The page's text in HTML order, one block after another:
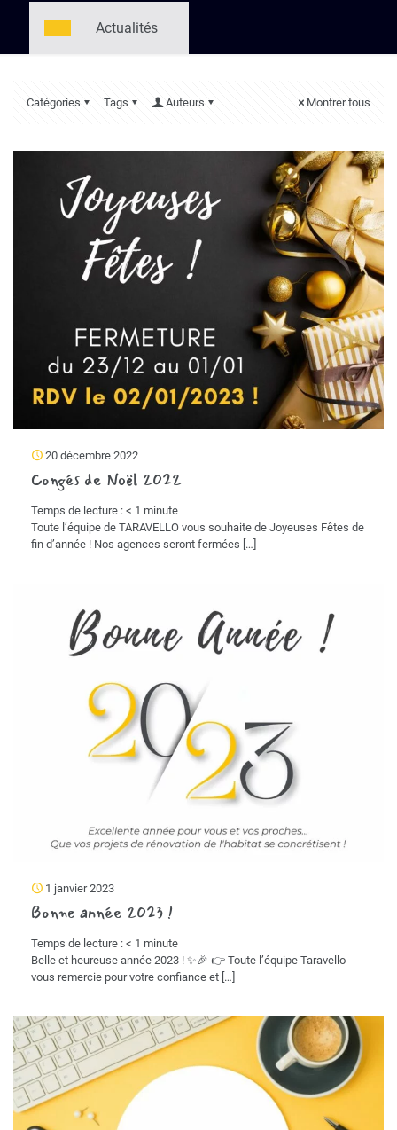
Actualités
Catégories Tags Auteurs Montrer tous
20 décembre 2022
Congés de Noël 2022
Temps de lecture : < 1 minute
Toute l’équipe de TARAVELLO vous souhaite de Joyeuses Fêtes de
fin d’année ! Nos agences seront fermées […]
1 janvier 2023
Bonne année 2023 !
Temps de lecture : < 1 minute
Belle et heureuse année 2023 ! ✨🎉 👉 Toute l’équipe Taravello
vous remercie pour votre confiance et […]